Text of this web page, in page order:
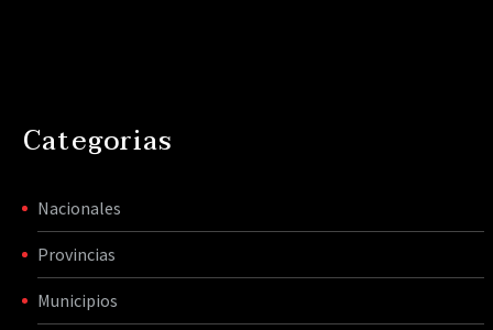
Categorias
Nacionales
Provincias
Municipios